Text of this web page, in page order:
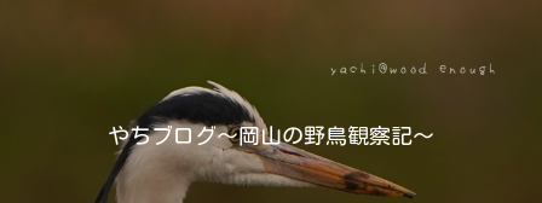
やちブログ～岡山の野鳥観察記～